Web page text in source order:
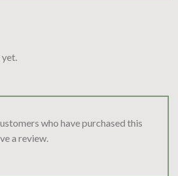
yet.
who have purchased this
a review.